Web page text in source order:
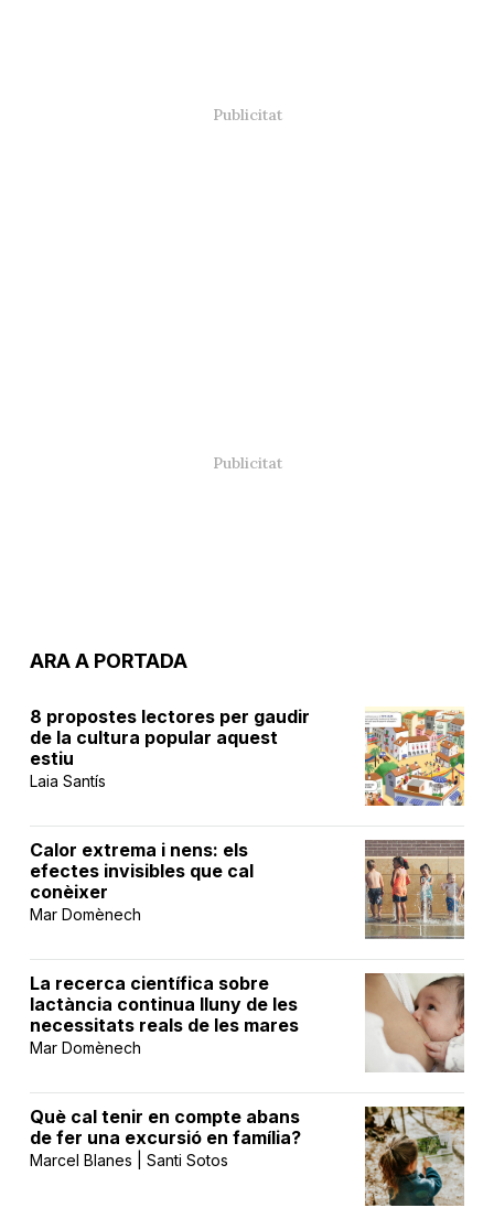
ARA A PORTADA
8 propostes lectores per gaudir
de la cultura popular aquest
estiu
Laia Santís
Calor extrema i nens: els
efectes invisibles que cal
conèixer
Mar Domènech
La recerca científica sobre
lactància continua lluny de les
necessitats reals de les mares
Mar Domènech
Què cal tenir en compte abans
de fer una excursió en família?
Marcel Blanes | Santi Sotos